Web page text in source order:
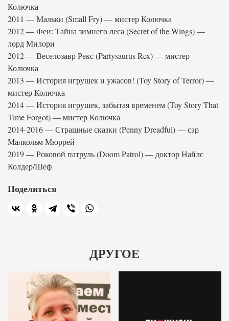
Колючка
2011 — Мальки (Small Fry) — мистер Колючка
2012 — Феи: Тайна зимнего леса (Secret of the Wings) —
лорд Милори
2012 — Веселозавр Рекс (Partysaurus Rex) — мистер
Колючка
2013 — История игрушек и ужасов! (Toy Story of Terror) —
мистер Колючка
2014 — История игрушек, забытая временем (Toy Story That
Time Forgot) — мистер Колючка
2014-2016 — Страшные сказки (Penny Dreadful) — сэр
Малкольм Мюррей
2019 — Роковой патруль (Doom Patrol) — доктор Найлс
Колдер/Шеф
Поделиться
ДРУГОЕ